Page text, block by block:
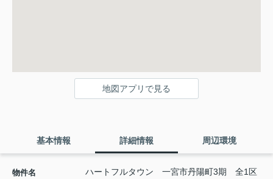
地図アプリで見る
基本情報 詳細情報 周辺環境
物件名
ハートフルタウン 一宮市丹陽町3期 全1区